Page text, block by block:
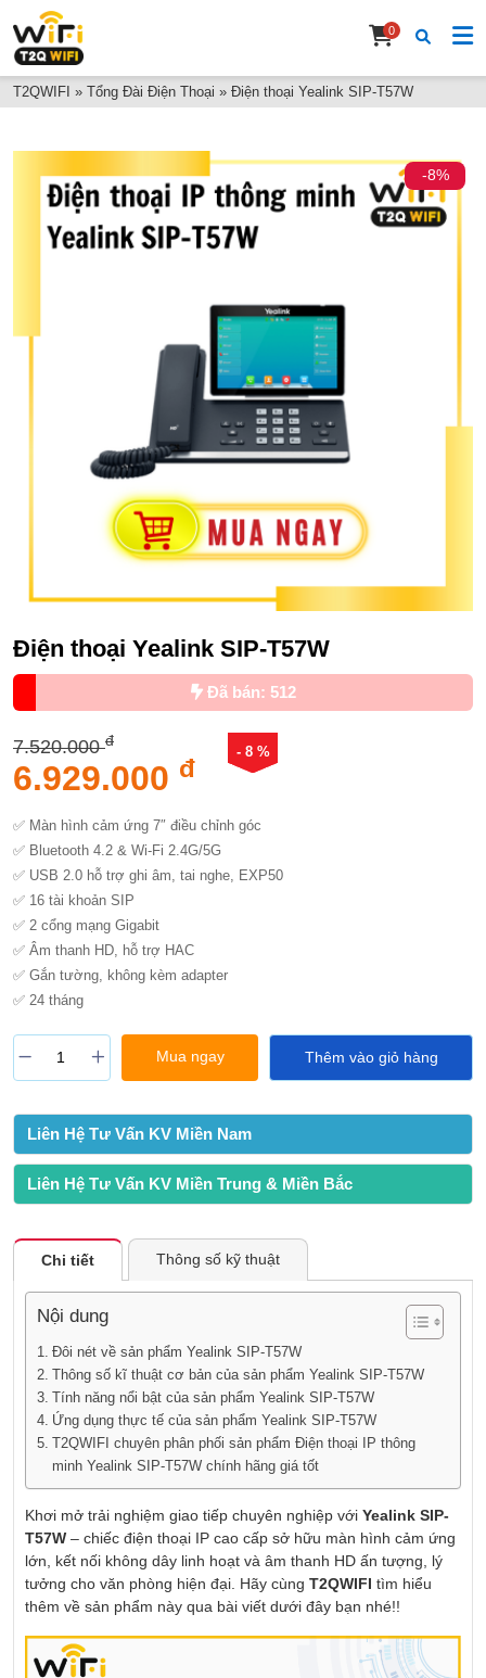
0
T2QWIFI » Tổng Đài Điện Thoại » Điện thoại Yealink SIP-T57W
-8%
Điện thoại Yealink SIP-T57W
Đã bán: 512
7.520.000đ
6.929.000 đ
- 8 %
✅ Màn hình cảm ứng 7″ điều chỉnh góc
✅ Bluetooth 4.2 & Wi-Fi 2.4G/5G
✅ USB 2.0 hỗ trợ ghi âm, tai nghe, EXP50
✅ 16 tài khoản SIP
✅ 2 cổng mạng Gigabit
✅ Âm thanh HD, hỗ trợ HAC
✅ Gắn tường, không kèm adapter
✅ 24 tháng
Mua ngay Thêm vào giỏ hàng
Liên Hệ Tư Vấn KV Miền Nam
Liên Hệ Tư Vấn KV Miền Trung & Miền Bắc
Chi tiết Thông số kỹ thuật
Nội dung
Đôi nét về sản phẩm Yealink SIP-T57W
Thông số kĩ thuật cơ bản của sản phẩm Yealink SIP-T57W
Tính năng nổi bật của sản phẩm Yealink SIP-T57W
Ứng dụng thực tế của sản phẩm Yealink SIP-T57W
T2QWIFI chuyên phân phối sản phẩm Điện thoại IP thông
minh Yealink SIP-T57W chính hãng giá tốt
Khơi mở trải nghiệm giao tiếp chuyên nghiệp với Yealink SIP-
T57W – chiếc điện thoại IP cao cấp sở hữu màn hình cảm ứng
lớn, kết nối không dây linh hoạt và âm thanh HD ấn tượng, lý
tưởng cho văn phòng hiện đại. Hãy cùng T2QWIFI tìm hiểu
thêm về sản phẩm này qua bài viết dưới đây bạn nhé!!